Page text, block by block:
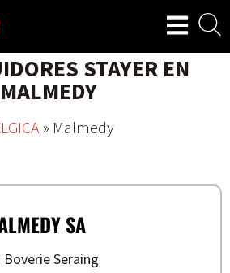
STAYER EN
MALMEDY
» Malmedy
SA
Boverie Seraing